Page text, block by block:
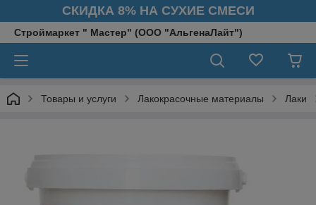
СКИДКА 8% НА СУХИЕ СМЕСИ
Строймаркет " Мастер" (ООО "АльгенаЛайт")
Товары и услуги Лакокрасочные материалы Лаки